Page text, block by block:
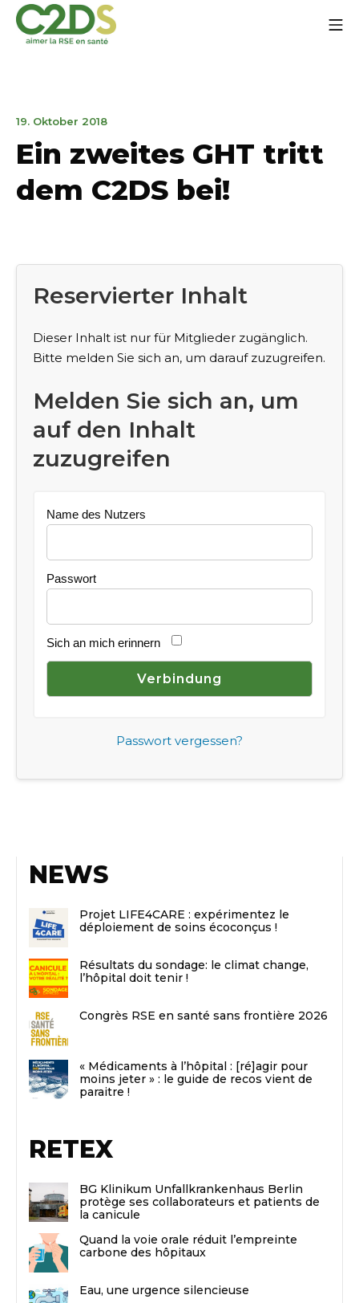
Zum
Inhalt
springen
19. Oktober 201819.
2018
Ein zweites GHT tritt
dem C2DS bei!
Reservierter Inhalt
Dieser Inhalt ist nur für Mitglieder zugänglich.
Bitte melden Sie sich an, um darauf zuzugreifen.
Melden Sie sich an, um
auf den Inhalt
zuzugreifen
Name des Nutzers
Passwort
Sich an mich erinnern
Passwort vergessen?
NEWS
Projet LIFE4CARE : expérimentez le
déploiement de soins écoconçus !
Résultats du sondage: le climat change,
l’hôpital doit tenir !
Congrès RSE en santé sans frontière 2026
« Médicaments à l’hôpital : [ré]agir pour
moins jeter » : le guide de recos vient de
paraitre !
RETEX
BG Klinikum Unfallkrankenhaus Berlin
protège ses collaborateurs et patients de
la canicule
Quand la voie orale réduit l’empreinte
carbone des hôpitaux
Eau, une urgence silencieuse